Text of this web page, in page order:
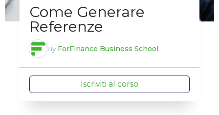
Come Generare
Referenze
By ForFinance Business School
Iscriviti al corso